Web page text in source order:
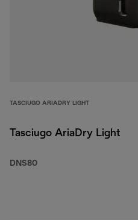
TASCIUGO ARIADRY LIGHT
Tasciugo AriaDry Light
DNS80